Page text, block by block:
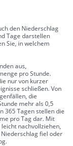
den Niederschlag
Tage darstellen
Sie, in welchem
aus,
pro Stunde.
nur von kurzer
schließen. Von
die
mehr als 0,5
365 Tagen stellen die
pro Tag dar. Mit
nachvollziehen,
fiel oder